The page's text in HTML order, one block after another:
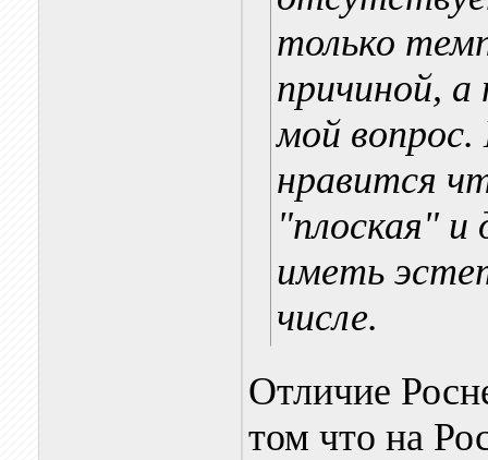
только
причиной,
мой вопрос.
нравится
"плоская"
иметь
числе.
Отличие
том что на